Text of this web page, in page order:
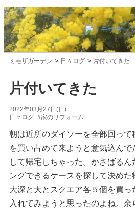
ミモザガーデン 日々ログ 片付いてきた
片付いてきた
2022年03月27日(日)
日々ログ #家のリフォーム
朝は近所のダイソーを全部回って
を買い占めて来ようと意気込んで
して帰宅しちゃった。かさばる
ングできるケースを探して決めた
大深と大とスクエア各５個を買
入れてみようと思ったのよね。余